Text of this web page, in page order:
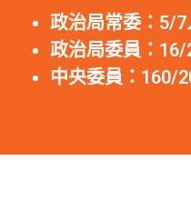
政治局常委：5/7
政治局委員：16/
中央委員：160/